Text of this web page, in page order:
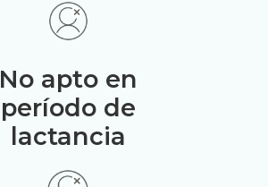
No apto en
período de
lactancia